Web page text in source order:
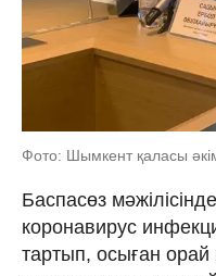
Фото: Шымкент қаласы
Баспасөз
коронавирус
тартып, осыған орай